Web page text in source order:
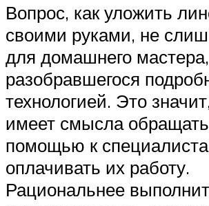
Вопрос, как уложить
своими руками, не
для домашнего мастера,
разобравшегося
технологией. Это
имеет смысла
помощью к
оплачивать их работу.
Рациональнее